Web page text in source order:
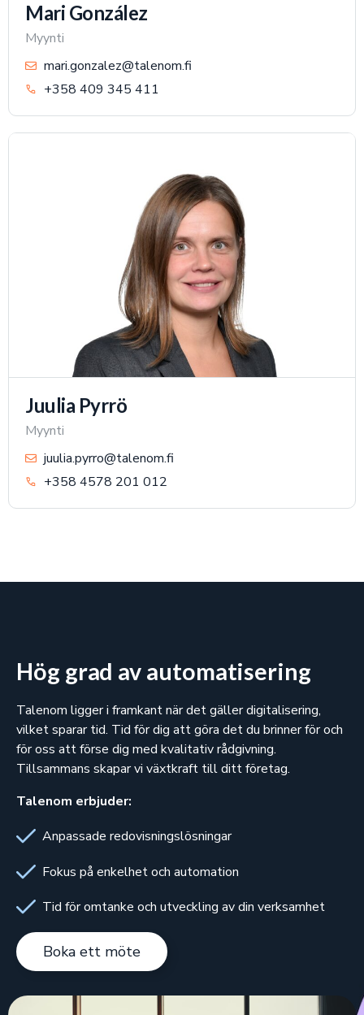
Mari González
Myynti
mari.gonzalez@talenom.fi
+358 409 345 411
Juulia Pyrrö
Myynti
juulia.pyrro@talenom.fi
+358 4578 201 012
Hög grad av automatisering
Talenom ligger i framkant när det gäller digitalisering,
vilket sparar tid. Tid för dig att göra det du brinner för och
för oss att förse dig med kvalitativ rådgivning.
Tillsammans skapar vi växtkraft till ditt företag.
Talenom erbjuder:
Anpassade redovisningslösningar
Fokus på enkelhet och automation
Tid för omtanke och utveckling av din verksamhet
Boka ett möte